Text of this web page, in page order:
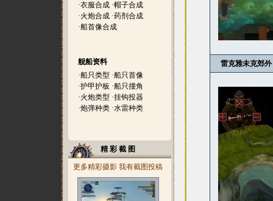
·衣服合成 ·帽子合成
·火炮合成 ·药剂合成
·船首像合成
舰船资料
·船只类型 ·船只首像
·护甲护板 ·船只撞角
·火炮类型 ·挂钩投器
·炮弹种类 ·水雷种类
精 彩 截 图
更多精彩摄影 我有截图投稿
雷克雅未克郊外